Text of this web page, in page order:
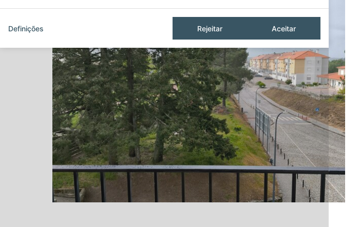
Definições Rejeitar Aceitar